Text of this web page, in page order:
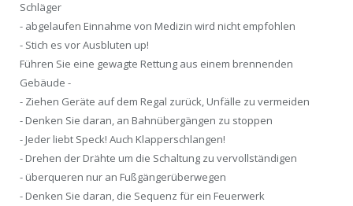
Schläger
- abgelaufen Einnahme von Medizin wird nicht empfohlen
- Stich es vor Ausbluten up!
Führen Sie eine gewagte Rettung aus einem brennenden
Gebäude -
- Ziehen Geräte auf dem Regal zurück, Unfälle zu vermeiden
- Denken Sie daran, an Bahnübergängen zu stoppen
- Jeder liebt Speck! Auch Klapperschlangen!
- Drehen der Drähte um die Schaltung zu vervollständigen
- überqueren nur an Fußgängerüberwegen
- Denken Sie daran, die Sequenz für ein Feuerwerk